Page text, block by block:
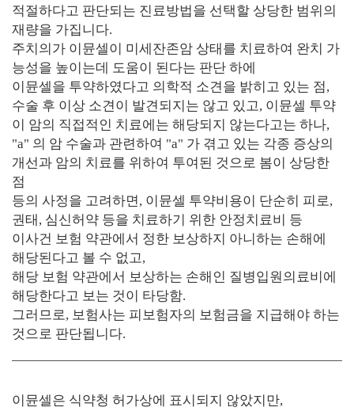
적절하다고 판단되는 진료방법을 선택할 상당한 범위의
재량을 가집니다.
주치의가 이뮨셀이 미세잔존암 상태를 치료하여 완치 가
능성을 높이는데 도움이 된다는 판단 하에
이뮨셀을 투약하였다고 의학적 소견을 밝히고 있는 점,
수술 후 이상 소견이 발견되지는 않고 있고, 이뮨셀 투약
이 암의 직접적인 치료에는 해당되지 않는다고는 하나,
"a" 의 암 수술과 관련하여 "a" 가 겪고 있는 각종 증상의
개선과 암의 치료를 위하여 투여된 것으로 봄이 상당한
점
등의 사정을 고려하면, 이뮨셀 투약비용이 단순히 피로,
권태, 심신허약 등을 치료하기 위한 안정치료비 등
이사건 보험 약관에서 정한 보상하지 아니하는 손해에
해당된다고 볼 수 없고,
해당 보험 약관에서 보상하는 손해인 질병입원의료비에
해당한다고 보는 것이 타당함.
그러므로, 보험사는 피보험자의 보험금을 지급해야 하는
것으로 판단됩니다.
이뮨셀은 식약청 허가상에 표시되지 않았지만,